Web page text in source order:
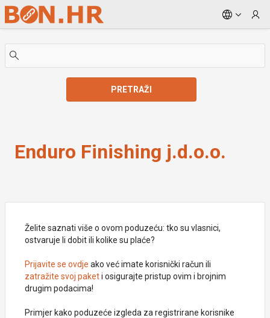
Skip to Main Content
PRETRAŽI
Enduro Finishing j.d.o.o.
Želite saznati više o ovom poduzeću: tko su vlasnici,
ostvaruje li dobit ili kolike su plaće?
Prijavite se ovdje ako već imate korisnički račun ili
zatražite svoj paketi osigurajte pristup ovim i brojnim
drugim podacima!
Primjer kako poduzeće izgleda za registrirane korisnike